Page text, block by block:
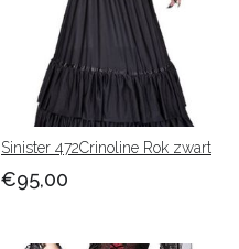
Sinister 472Crinoline Rok zwart
€95,00